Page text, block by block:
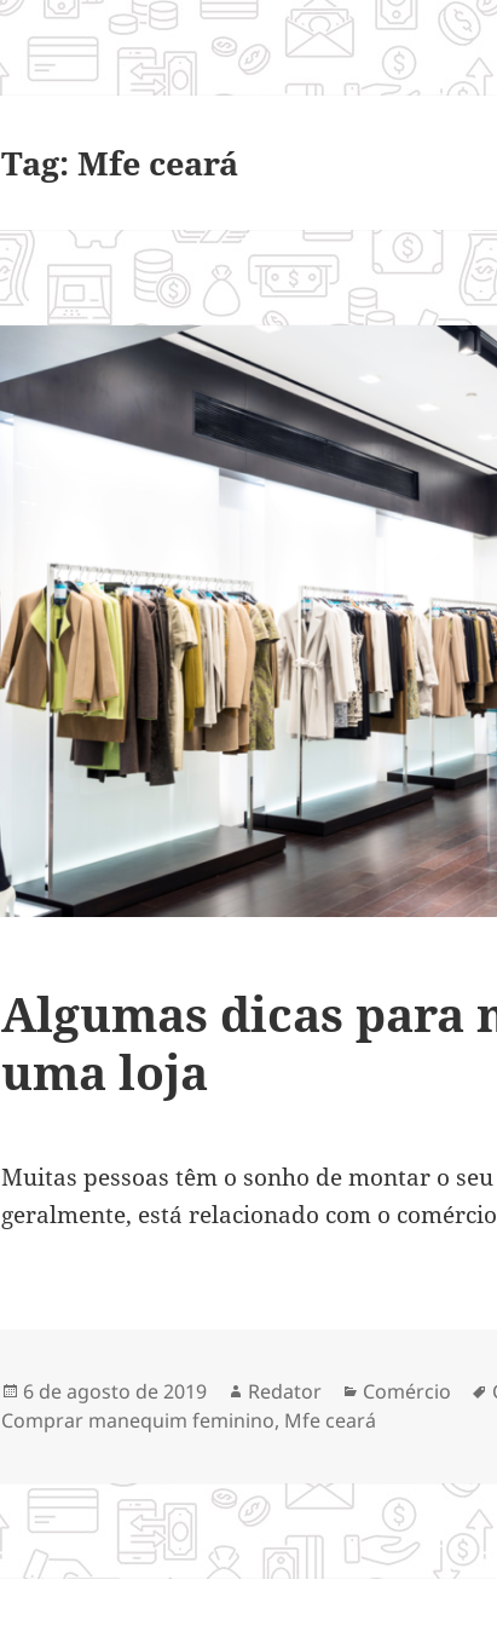
Tag:Mfe ceará
Algumas dicas para
uma loja
Muitas pessoas têm o sonho de montar o
geralmente, está relacionado com o
Publicado
em
6 de agosto de 2019 Autor
Redator Categorias
Comércio
Comprar manequim feminino, Mfe ceará